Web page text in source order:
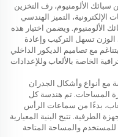
الألومنيوم، رف التخزين
التميز الهندسي
الألومنيوم. ويضمن اختيار هذه
الوزن تسهل التركيب وإعادة
مع تصاميم الديكور الداخلي
الخاصة بالألعاب وللإعدادات
مع أنواع وأشكال الجدران
المساحات. تم هندسة كل
بدءًا من سماعات الرأس
الطرفية. تتيح البنية المعيارية
والمساحة المتاحة